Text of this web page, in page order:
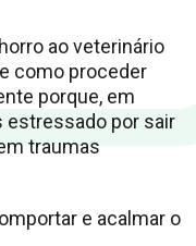
ao veterinário
como proceder
porque, em
estressado por sair
traumas
e acalmar o